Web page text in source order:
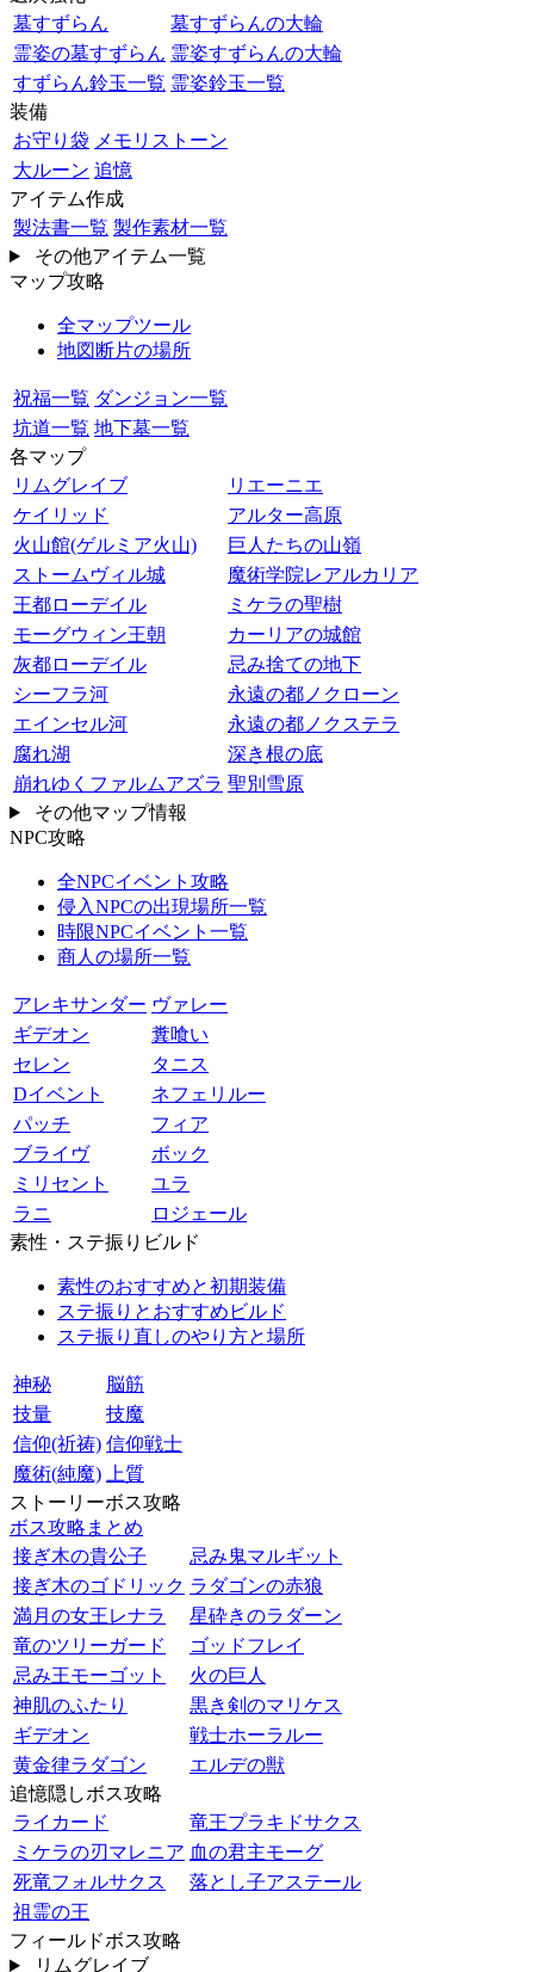
墓すずらん
墓すずらんの大輪
霊姿の墓すずらん 霊姿すずらんの大輪
すずらん鈴玉一覧 霊姿鈴玉一覧
装備
お守り袋 メモリストーン
大ルーン 追憶
アイテム作成
製法書一覧 製作素材一覧
その他アイテム一覧
マップ攻略
全マップツール
地図断片の場所
祝福一覧 ダンジョン一覧
坑道一覧 地下墓一覧
各マップ
リムグレイブ
リエーニエ
ケイリッド
アルター高原
火山館(ゲルミア火山)
巨人たちの山嶺
ストームヴィル城
魔術学院レアルカリア
王都ローデイル
ミケラの聖樹
モーグウィン王朝
カーリアの城館
灰都ローデイル
忌み捨ての地下
シーフラ河
永遠の都ノクローン
エインセル河
永遠の都ノクステラ
腐れ湖
深き根の底
崩れゆくファルムアズラ 聖別雪原
その他マップ情報
NPC攻略
全NPCイベント攻略
侵入NPCの出現場所一覧
時限NPCイベント一覧
商人の場所一覧
アレキサンダー ヴァレー
ギデオン
糞喰い
セレン
タニス
Dイベント
ネフェリルー
パッチ
フィア
ブライヴ
ボック
ミリセント
ユラ
ラニ
ロジェール
素性・ステ振りビルド
素性のおすすめと初期装備
ステ振りとおすすめビルド
ステ振り直しのやり方と場所
神秘
脳筋
技量
技魔
信仰(祈祷) 信仰戦士
魔術(純魔)
上質
ストーリーボス攻略
ボス攻略まとめ
接ぎ木の貴公子
忌み鬼マルギット
接ぎ木のゴドリック ラダゴンの赤狼
満月の女王レナラ
星砕きのラダーン
竜のツリーガード
ゴッドフレイ
忌み王モーゴット
火の巨人
神肌のふたり
黒き剣のマリケス
ギデオン
戦士ホーラルー
黄金律ラダゴン
エルデの獣
追憶隠しボス攻略
ライカード
竜王プラキドサクス
ミケラの刃マレニア 血の君主モーグ
死竜フォルサクス
落とし子アステール
祖霊の王
フィールドボス攻略
リムグレイブ